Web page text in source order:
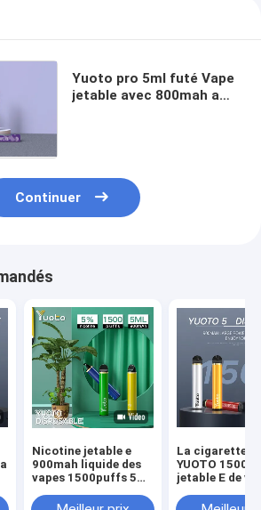
Yuoto pro 5ml futé Vape
jetable avec 800mah a
Continuer
Nicotine jetable e
900mah liquide des
vapes 1500puffs 5ml
La cigarette
YUOTO 1500
jetable E de
la vente 6ml